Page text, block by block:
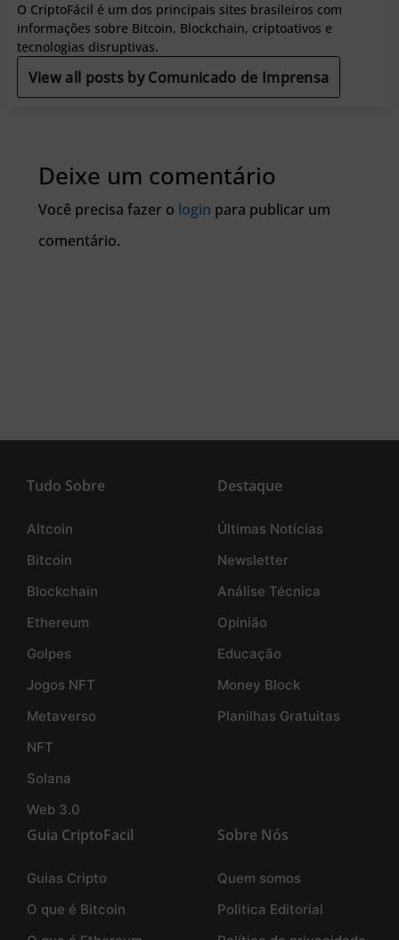
O CriptoFácil é um dos principais sites brasileiros com
informações sobre Bitcoin, Blockchain, criptoativos e
tecnologias disruptivas.
View all posts by Comunicado de Imprensa
Deixe um comentário
Você precisa fazer o login para publicar um
comentário.
Tudo Sobre
Altcoin
Bitcoin
Blockchain
Ethereum
Golpes
Jogos NFT
Metaverso
NFT
Solana
Web 3.0
Destaque
Últimas Notícias
Newsletter
Análise Técnica
Opinião
Educação
Money Block
Planilhas Gratuitas
Guia CriptoFacil
Guias Cripto
O que é Bitcoin
Sobre Nós
Quem somos
Politica Editorial